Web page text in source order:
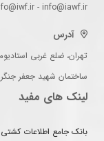
- info@iawf.ir
آدرس
تهران، ضلع غربی
ساختمان شهید جعفر
لینک های مفید
بانک جامع اطلاعات کشتی